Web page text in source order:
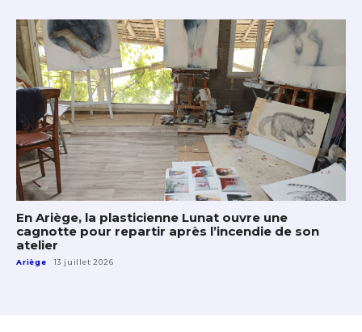
En Ariège, la plasticienne Lunat ouvre une
cagnotte pour repartir après l’incendie de son
atelier
Ariège 13 juillet 2026